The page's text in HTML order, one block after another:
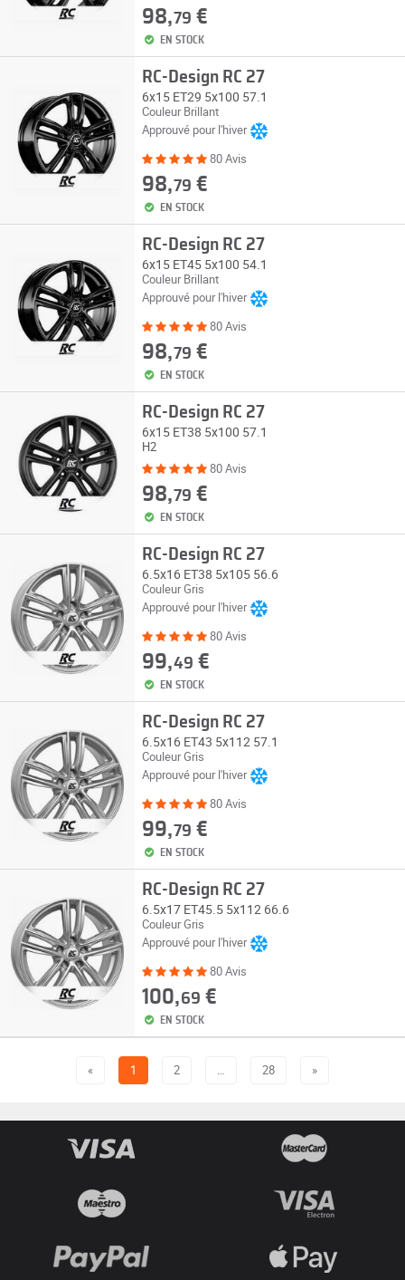
98,79 €
EN STOCK
RC-Design RC 27
6x15 ET29 5x100 57.1
Couleur Brillant
Approuvé pour l'hiver
80 Avis
98,79 €
EN STOCK
RC-Design RC 27
6x15 ET45 5x100 54.1
Couleur Brillant
Approuvé pour l'hiver
80 Avis
98,79 €
EN STOCK
RC-Design RC 27
6x15 ET38 5x100 57.1
H2
80 Avis
98,79 €
EN STOCK
RC-Design RC 27
6.5x16 ET38 5x105 56.6
Couleur Gris
Approuvé pour l'hiver
80 Avis
99,49 €
EN STOCK
RC-Design RC 27
6.5x16 ET43 5x112 57.1
Couleur Gris
Approuvé pour l'hiver
80 Avis
99,79 €
EN STOCK
RC-Design RC 27
6.5x17 ET45.5 5x112 66.6
Couleur Gris
Approuvé pour l'hiver
80 Avis
100,69 €
EN STOCK
« 1 2 … 28 »